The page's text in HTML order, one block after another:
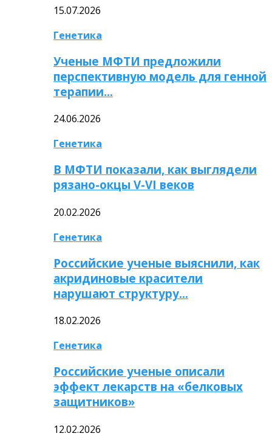
15.07.2026
Генетика
Ученые МФТИ предложили
перспективную модель для генной
терапии…
24.06.2026
Генетика
В МФТИ показали, как выглядели
рязано-окцы V-VI веков
20.02.2026
Генетика
Российские ученые выяснили, как
акридиновые красители
нарушают структуру…
18.02.2026
Генетика
Российские ученые описали
эффект лекарств на «белковых
защитников»
12.02.2026